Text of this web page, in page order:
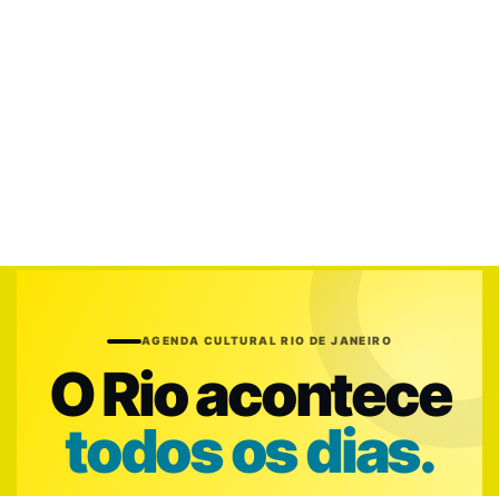
AGENDA CULTURAL RIO DE JANEIRO
O Rio acontece
todos os dias.